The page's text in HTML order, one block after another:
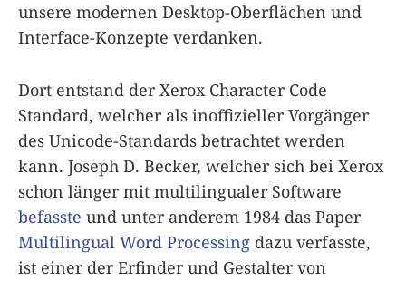
unsere modernen Desktop-Oberflächen und
Interface-Konzepte verdanken.
Dort entstand der Xerox Character Code
Standard, welcher als inoffizieller Vorgänger
des Unicode-Standards betrachtet werden
kann. Joseph D. Becker, welcher sich bei Xerox
schon länger mit multilingualer Software
befasste und unter anderem 1984 das Paper
Multilingual Word Processing dazu verfasste,
ist einer der Erfinder und Gestalter von